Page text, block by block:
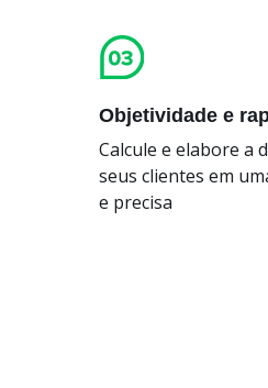
Objetividade e
Calcule e elabore a
seus clientes em
e precisa